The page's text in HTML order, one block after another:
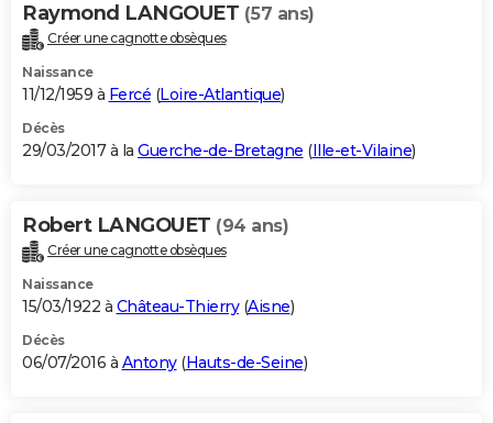
Raymond LANGOUET (57 ans)
Créer une cagnotte obsèques
Naissance
11/12/1959 à Fercé (Loire-Atlantique)
Décès
29/03/2017 à la Guerche-de-Bretagne (Ille-et-Vilaine)
Robert LANGOUET (94 ans)
Créer une cagnotte obsèques
Naissance
15/03/1922 à Château-Thierry(Aisne)
Décès
06/07/2016 à Antony(Hauts-de-Seine)